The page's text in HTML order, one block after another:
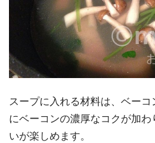
スープに入れる材料は、ベー
にベーコンの濃厚なコクが加
いが楽しめます。